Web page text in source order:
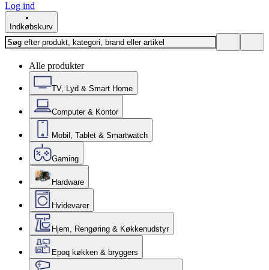
Log ind
Indkøbskurv
Alle produkter
TV, Lyd & Smart Home
Computer & Kontor
Mobil, Tablet & Smartwatch
Gaming
Hardware
Hvidevarer
Hjem, Rengøring & Køkkenudstyr
Epoq køkken & bryggers